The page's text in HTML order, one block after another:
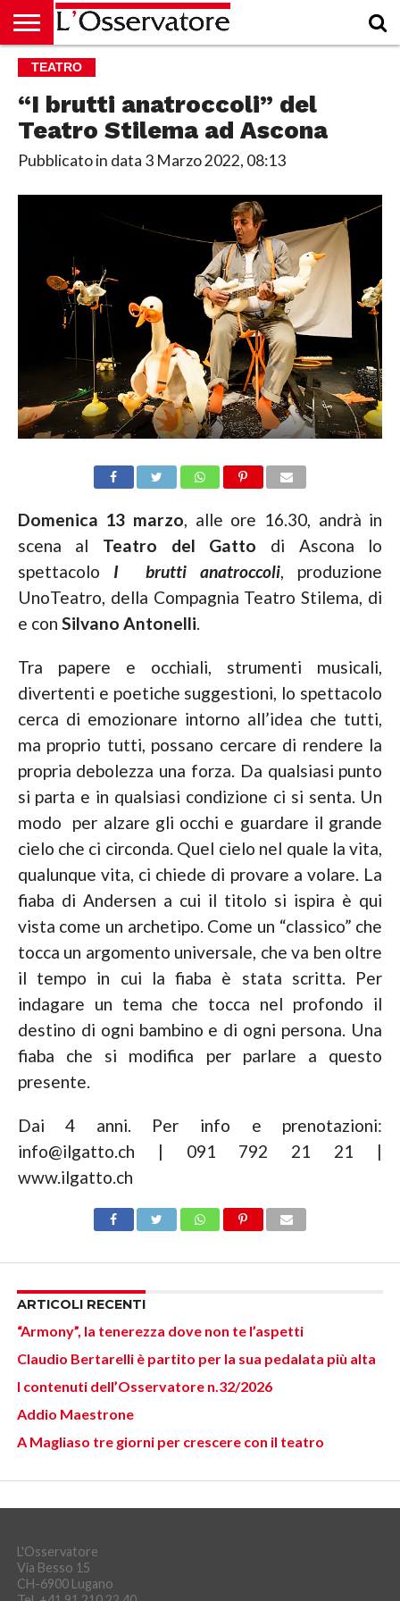
HOME
CULTURA
ECONOMIA
RUBRICHE
ARCHIVIO
PODCAST
ABBONAMENTO
CHI
ACCEDI
TEATRO
“I brutti anatroccoli” del
Teatro Stilema ad Ascona
Pubblicato in data 3 Marzo 2022, 08:13
Domenica 13 marzo , alle ore 16.30, andrà in
scena al Teatro del Gatto di Ascona lo
spettacolo I brutti anatroccoli , produzione
UnoTeatro, della Compagnia Teatro Stilema, di
e con Silvano Antonelli
Tra papere e occhiali, strumenti musicali,
divertenti e poetiche suggestioni, lo spettacolo
cerca di emozionare intorno all’idea che tutti,
ma proprio tutti, possano cercare di rendere la
propria debolezza una forza. Da qualsiasi punto
si parta e in qualsiasi condizione ci si senta. Un
modo per alzare gli occhi e guardare il grande
cielo che ci circonda. Quel cielo nel quale la vita,
qualunque vita, ci chiede di provare a volare. La
fiaba di Andersen a cui il titolo si ispira è qui
vista come un archetipo. Come un “classico” che
tocca un argomento universale, che va ben oltre
il tempo in cui la fiaba è stata scritta. Per
indagare un tema che tocca nel profondo il
destino di ogni bambino e di ogni persona. Una
fiaba che si modifica per parlare a questo
presente.
Dai 4 anni. Per info e prenotazioni:
info@ilgatto.ch | 091 792 21 21 |
www.ilgatto.ch
ARTICOLI RECENTI
“Armony”, la tenerezza dove non te l’aspetti
Claudio Bertarelli è partito per la sua pedalata più alta
I contenuti dell’Osservatore n.32/2026
Addio Maestrone
A Magliaso tre giorni per crescere con il teatro
L'Osservatore
Via Besso 15
CH-6900 Lugano